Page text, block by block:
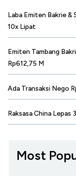
Laba Emiten Bakrie &
10x Lipat
Emiten Tambang
Rp612,75 M
Ada Transaksi Nego
Raksasa China Lepas
Most